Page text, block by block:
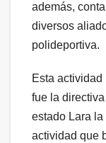
además,
diversos
polideportiva.
Esta
fue la
estado Lara
actividad que